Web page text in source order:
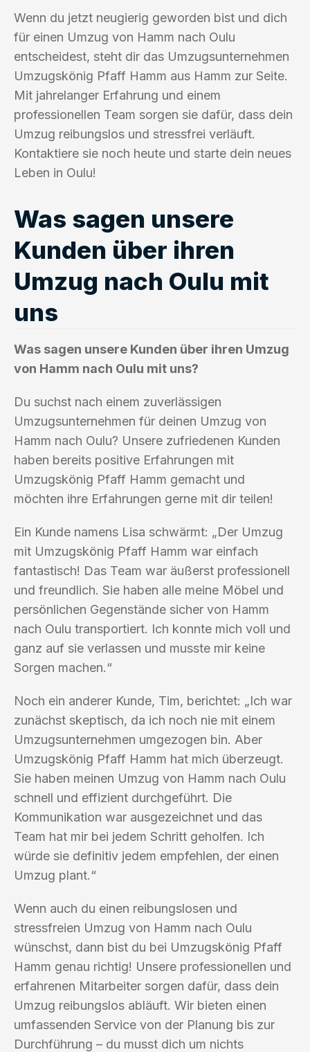
Wenn du jetzt neugierig geworden bist und dich
für einen Umzug von Hamm nach Oulu
entscheidest, steht dir das Umzugsunternehmen
Umzugskönig Pfaff Hamm aus Hamm zur Seite.
Mit jahrelanger Erfahrung und einem
professionellen Team sorgen sie dafür, dass dein
Umzug reibungslos und stressfrei verläuft.
Kontaktiere sie noch heute und starte dein neues
Leben in Oulu!
Was sagen unsere
Kunden über ihren
Umzug nach Oulu mit
uns
Was sagen unsere Kunden über ihren Umzug
von Hamm nach Oulu mit uns?
Du suchst nach einem zuverlässigen
Umzugsunternehmen für deinen Umzug von
Hamm nach Oulu? Unsere zufriedenen Kunden
haben bereits positive Erfahrungen mit
Umzugskönig Pfaff Hamm gemacht und
möchten ihre Erfahrungen gerne mit dir teilen!
Ein Kunde namens Lisa schwärmt: „Der Umzug
mit Umzugskönig Pfaff Hamm war einfach
fantastisch! Das Team war äußerst professionell
und freundlich. Sie haben alle meine Möbel und
persönlichen Gegenstände sicher von Hamm
nach Oulu transportiert. Ich konnte mich voll und
ganz auf sie verlassen und musste mir keine
Sorgen machen.“
Noch ein anderer Kunde, Tim, berichtet: „Ich war
zunächst skeptisch, da ich noch nie mit einem
Umzugsunternehmen umgezogen bin. Aber
Umzugskönig Pfaff Hamm hat mich überzeugt.
Sie haben meinen Umzug von Hamm nach Oulu
schnell und effizient durchgeführt. Die
Kommunikation war ausgezeichnet und das
Team hat mir bei jedem Schritt geholfen. Ich
würde sie definitiv jedem empfehlen, der einen
Umzug plant.“
Wenn auch du einen reibungslosen und
stressfreien Umzug von Hamm nach Oulu
wünschst, dann bist du bei Umzugskönig Pfaff
Hamm genau richtig! Unsere professionellen und
erfahrenen Mitarbeiter sorgen dafür, dass dein
Umzug reibungslos abläuft. Wir bieten einen
umfassenden Service von der Planung bis zur
Durchführung – du musst dich um nichts